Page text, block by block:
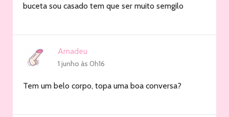
buceta sou casado tem que ser muito semgilo
Amadeu
1 junho às 0h16
Tem um belo corpo, topa uma boa conversa?